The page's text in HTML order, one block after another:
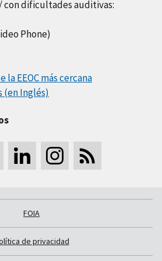
con dificultades auditivas:
Phone)
EEOC más cercana
(en Inglés)
FOIA
de privacidad